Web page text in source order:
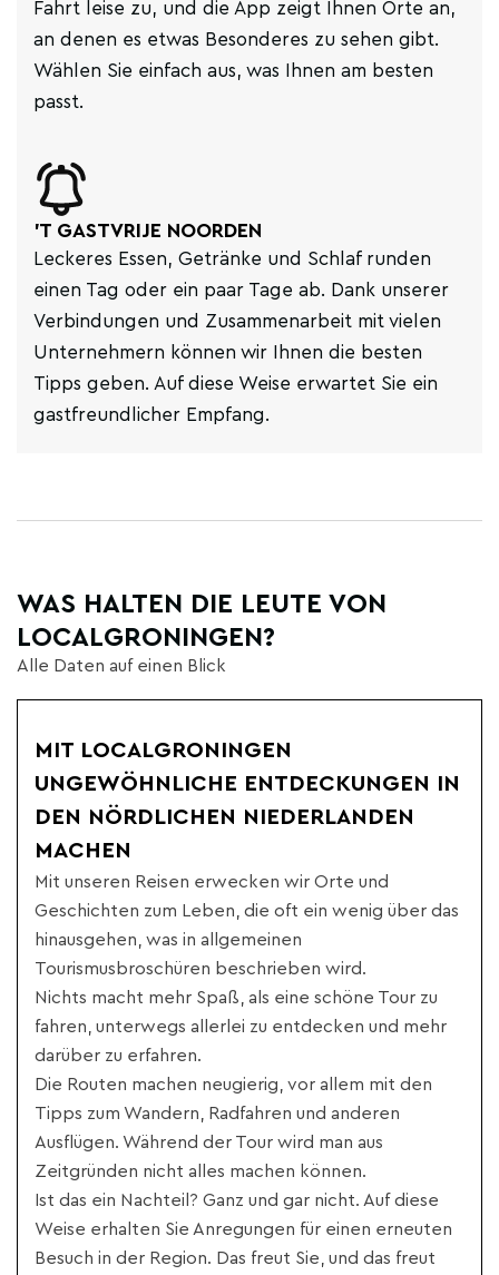
Fahrt leise zu, und die App zeigt Ihnen Orte an,
an denen es etwas Besonderes zu sehen gibt.
Wählen Sie einfach aus, was Ihnen am besten
passt.
'T GASTVRIJE NOORDEN
Leckeres Essen, Getränke und Schlaf runden
einen Tag oder ein paar Tage ab. Dank unserer
Verbindungen und Zusammenarbeit mit vielen
Unternehmern können wir Ihnen die besten
Tipps geben. Auf diese Weise erwartet Sie ein
gastfreundlicher Empfang.
WAS HALTEN DIE LEUTE VON
LOCALGRONINGEN?
Alle Daten auf einen Blick
MIT LOCALGRONINGEN
UNGEWÖHNLICHE ENTDECKUNGEN IN
DEN NÖRDLICHEN NIEDERLANDEN
MACHEN
Mit unseren Reisen erwecken wir Orte und
Geschichten zum Leben, die oft ein wenig über das
hinausgehen, was in allgemeinen
Tourismusbroschüren beschrieben wird.
Nichts macht mehr Spaß, als eine schöne Tour zu
fahren, unterwegs allerlei zu entdecken und mehr
darüber zu erfahren.
Die Routen machen neugierig, vor allem mit den
Tipps zum Wandern, Radfahren und anderen
Ausflügen. Während der Tour wird man aus
Zeitgründen nicht alles machen können.
Ist das ein Nachteil? Ganz und gar nicht. Auf diese
Weise erhalten Sie Anregungen für einen erneuten
Besuch in der Region. Das freut Sie, und das freut